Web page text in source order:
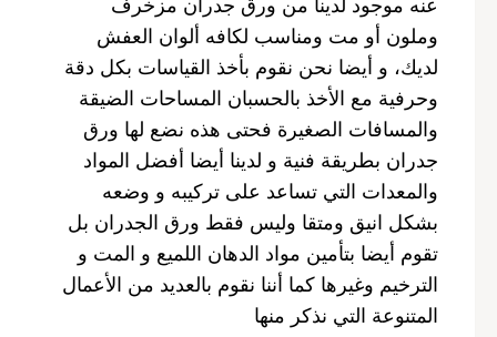
وملون أو مت ومناسب لكافه ألوان العفش
لديك، و أيضا نحن نقوم بأخذ القياسات بكل دقة
وحرفية مع الأخذ بالحسبان المساحات الضيقة
والمسافات الصغيرة فحتى هذه نضع لها ورق
جدران بطريقة فنية و لدينا أيضا أفضل المواد
والمعدات التي تساعد على تركيبه و وضعه
بشكل انيق ومتقا وليس فقط ورق الجدران بل
تقوم أيضا بتأمين مواد الدهان اللميع و المت و
الترخيم وغيرها كما أننا نقوم بالعديد من الأعمال
المتنوعة التي نذكر منها